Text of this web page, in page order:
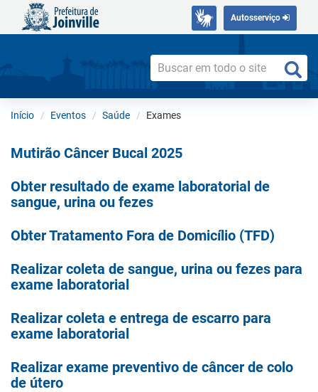
Autosserviço
Início Eventos Saúde Exames
Mutirão Câncer Bucal 2025
Obter resultado de exame laboratorial de
sangue, urina ou fezes
Obter Tratamento Fora de Domicílio (TFD)
Realizar coleta de sangue, urina ou fezes para
exame laboratorial
Realizar coleta e entrega de escarro para
exame laboratorial
Realizar exame preventivo de câncer de colo
de útero